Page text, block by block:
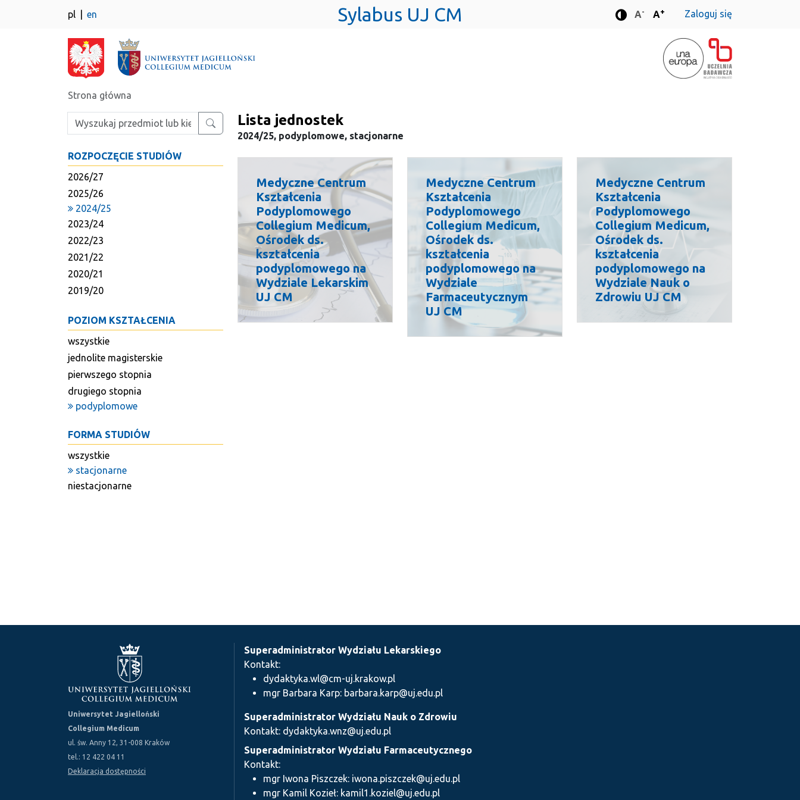
pl en Sylabus UJ CM Standardowa wielkość czcionki
A- Standardowa wielkość czcionki
A+ Zaloguj się
Strona główna
Wpisz szukaną frazę
ROZPOCZĘCIE STUDIÓW
2026/27
2025/26
2024/25
2023/24
2022/23
2021/22
2020/21
2019/20
POZIOM KSZTAŁCENIA
wszystkie
jednolite magisterskie
pierwszego stopnia
drugiego stopnia
podyplomowe
FORMA STUDIÓW
wszystkie
stacjonarne
niestacjonarne
Lista jednostek
2024/25, podyplomowe, stacjonarne
Medyczne Centrum
Kształcenia
Podyplomowego
Collegium Medicum,
Ośrodek ds.
kształcenia
podyplomowego na
Wydziale Lekarskim
UJ CM
Medyczne Centrum
Kształcenia
Podyplomowego
Collegium Medicum,
Ośrodek ds.
kształcenia
podyplomowego na
Wydziale
Farmaceutycznym
UJ CM
Medyczne Centrum
Kształcenia
Podyplomowego
Collegium Medicum,
Ośrodek ds.
kształcenia
podyplomowego na
Wydziale Nauk o
Zdrowiu UJ CM
Uniwersytet Jagielloński
Collegium Medicum
ul. św. Anny 12, 31-008 Kraków
tel.: 12 422 04 11
Deklaracja dostępności
Superadministrator Wydziału Lekarskiego
Kontakt:
dydaktyka.wl@cm-uj.krakow.pl
mgr Barbara Karp: barbara.karp@uj.edu.pl
Superadministrator Wydziału Nauk o Zdrowiu
Kontakt: dydaktyka.wnz@uj.edu.pl
Superadministrator Wydziału Farmaceutycznego
Kontakt:
mgr Iwona Piszczek: iwona.piszczek@uj.edu.pl
mgr Kamil Kozieł: kamil1.koziel@uj.edu.pl